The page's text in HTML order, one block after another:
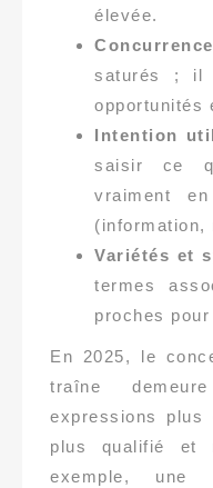
élevée.
Concurrence
saturés ; il
opportunités
Intention
saisir ce
vraiment
(information,
Variétés et
termes
proches
En 2025, le
traîne
expressions
plus qualifié et
exemple, une